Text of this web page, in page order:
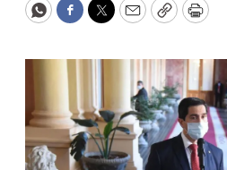
WhatsApp
Facebook
Twitter
EmailCopyPrint